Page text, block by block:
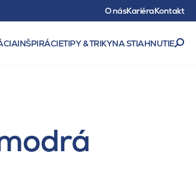
O násKariéraKontakt
INŠPIRÁCIETIPY & TRIKYNA STIAHNUTIE